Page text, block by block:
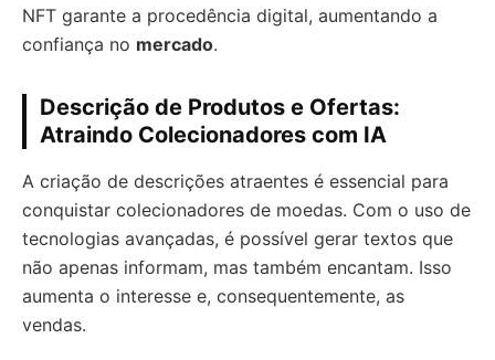
NFT garante a procedência digital, aumentando a
confiança no mercado.
Descrição de Produtos e Ofertas:
Atraindo Colecionadores com IA
A criação de descrições atraentes é essencial para
conquistar colecionadores de moedas. Com o uso de
tecnologias avançadas, é possível gerar textos que
não apenas informam, mas também encantam. Isso
aumenta o interesse e, consequentemente, as
vendas.